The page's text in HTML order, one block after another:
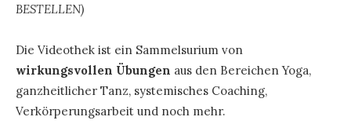
BESTELLEN)
Die Videothek ist ein Sammelsurium von
wirkungsvollen Übungen aus den Bereichen Yoga,
ganzheitlicher Tanz, systemisches Coaching,
Verkörperungsarbeit und noch mehr.